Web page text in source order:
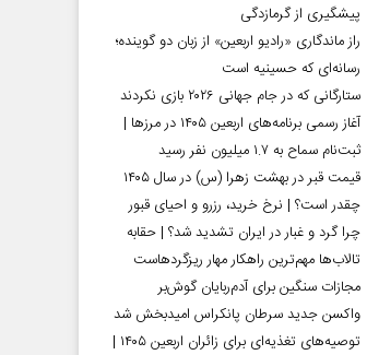
پیشگیری از گرمازدگی
راز ماندگاری «رادیو اربعین» از زبان دو گوینده؛
رسانه‌ای که حسینیه است
ستارگانی که در جام جهانی ۲۰۲۶ بازی نکردند
آغاز رسمی برنامه‌های اربعین ۱۴۰۵ در مرز‌ها |
ثبت‌نام سماح به ۱.۷ میلیون نفر رسید
قیمت قبر در بهشت زهرا (س) در سال ۱۴۰۵
چقدر است؟ | نرخ خرید، رزرو و احیای قبور
چرا گرد و غبار در ایران تشدید شد؟ | حقابه
تالاب‌ها مهم‌ترین راهکار مهار ریزگردهاست
مجازات سنگین برای آدم‌ربایان گوش‌بر
واکسن جدید سرطان پانکراس امیدبخش شد
توصیه‌های تغذیه‌ای برای زائران اربعین ۱۴۰۵ |